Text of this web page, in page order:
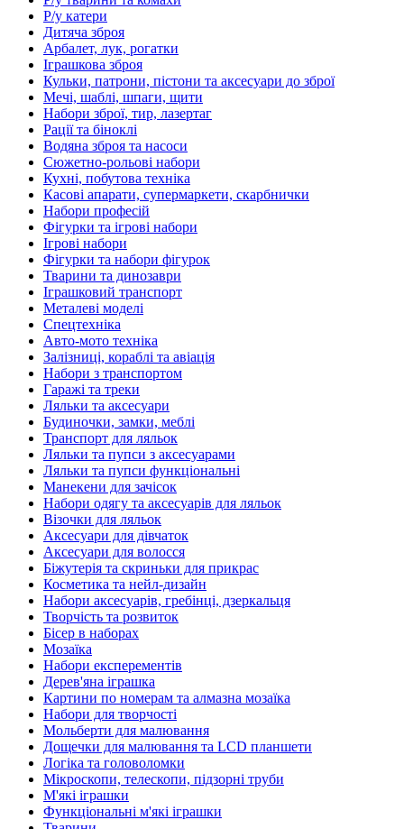
Р/у катери
Дитяча зброя
Арбалет, лук, рогатки
Іграшкова зброя
Кульки, патрони, пістони та аксесуари до зброї
Мечі, шаблі, шпаги, щити
Набори зброї, тир, лазертаг
Рації та біноклі
Водяна зброя та насоси
Сюжетно-рольові набори
Кухні, побутова техніка
Касові апарати, супермаркети, скарбнички
Набори професій
Фігурки та ігрові набори
Ігрові набори
Фігурки та набори фігурок
Тварини та динозаври
Іграшковий транспорт
Металеві моделі
Спецтехніка
Авто-мото техніка
Залізниці, кораблі та авіація
Набори з транспортом
Гаражі та треки
Ляльки та аксесуари
Будиночки, замки, меблі
Транспорт для ляльок
Ляльки та пупси з аксесуарами
Ляльки та пупси функціональні
Манекени для зачісок
Набори одягу та аксесуарів для ляльок
Візочки для ляльок
Аксесуари для дівчаток
Аксесуари для волосся
Біжутерія та скриньки для прикрас
Косметика та нейл-дизайн
Набори аксесуарів, гребінці, дзеркальця
Творчість та розвиток
Бісер в наборах
Мозаїка
Набори експерементів
Дерев'яна іграшка
Картини по номерам та алмазна мозаїка
Набори для творчості
Мольберти для малювання
Дощечки для малювання та LCD планшети
Логіка та головоломки
Мікроскопи, телескопи, підзорні труби
М'які іграшки
Функціональні м'які іграшки